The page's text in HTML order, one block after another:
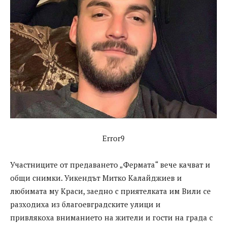
Error9
Участниците от предаването „Фермата“ вече качват и
общи снимки. Уикендът Митко Калайджиев и
любимата му Краси, заедно с приятелката им Вили се
разходиха из благоевградските улици и
привлякоха вниманието на жители и гости на града с